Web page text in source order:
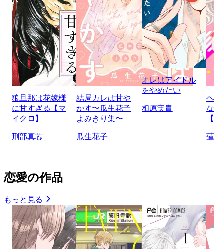
狼旦那は花嫁様
に甘すぎる【マ
イクロ】
刑部真芯
結局カレは甘や
かす〜瓜生花子
よみきり集〜
瓜生花子
オレはアイドル
をやめたい
相原実貴
ヘ
な
蓮
恋愛の作品
もっと見る